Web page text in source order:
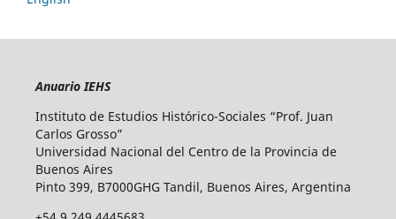
Anuario IEHS
Instituto de Estudios Histórico-Sociales “Prof. Juan
Carlos Grosso”
Universidad Nacional del Centro de la Provincia de
Buenos Aires
Pinto 399, B7000GHG Tandil, Buenos Aires, Argentina